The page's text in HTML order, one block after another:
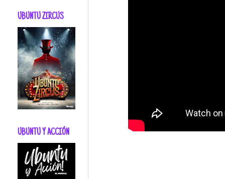
UBUNTU ZIRCUS
UBUNTU Y ACCIÓN